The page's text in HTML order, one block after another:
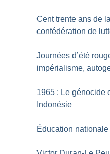
Cent trente ans de
confédération de
Journées d’été
impérialisme,
1965 : Le génocide
Indonésie
Éducation